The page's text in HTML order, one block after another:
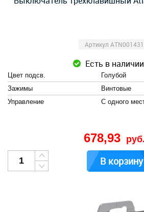
Артикул ATN001431
Есть в наличии
Цвет подсв.
Голубой
Зажимы
Винтовые
Управление
С одного
678,93 руб.
В корзину